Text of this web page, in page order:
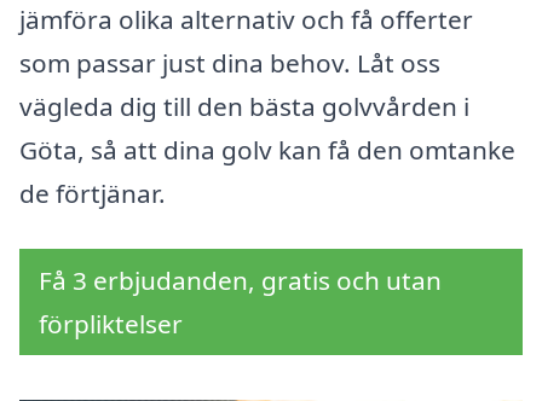
jämföra olika alternativ och få offerter
som passar just dina behov. Låt oss
vägleda dig till den bästa golvvården i
Göta, så att dina golv kan få den omtanke
de förtjänar.
Få 3 erbjudanden, gratis och utan
förpliktelser